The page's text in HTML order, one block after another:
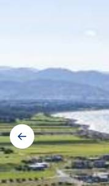
Galerij
navigatie